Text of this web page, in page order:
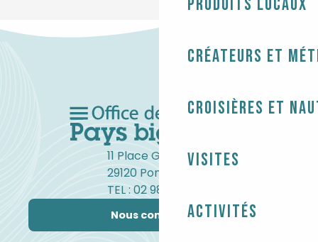
Produits locaux
Créateurs et
Croisières et
Visites
Activités
11 Place Gambetta
29120 Pont-l'Abbé
TEL : 02 98 82 37 99
Nous contacter